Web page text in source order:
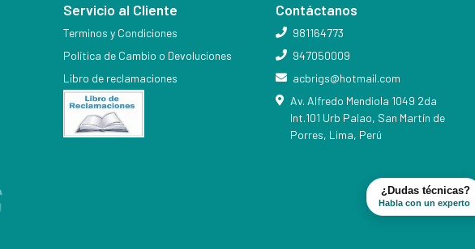
¿Dudas técnicas?
Habla con un experto
Servicio al Cliente
Terminos y Condiciones
Política de Cambio o Devoluciones
Libro de reclamaciones
Contáctanos
981164773
947050009
acbrigs@hotmail.com
Av. Alfredo Mendiola 1049 2da
Int.101 Urb Palao, San Martín de
Porres, Lima, Perú